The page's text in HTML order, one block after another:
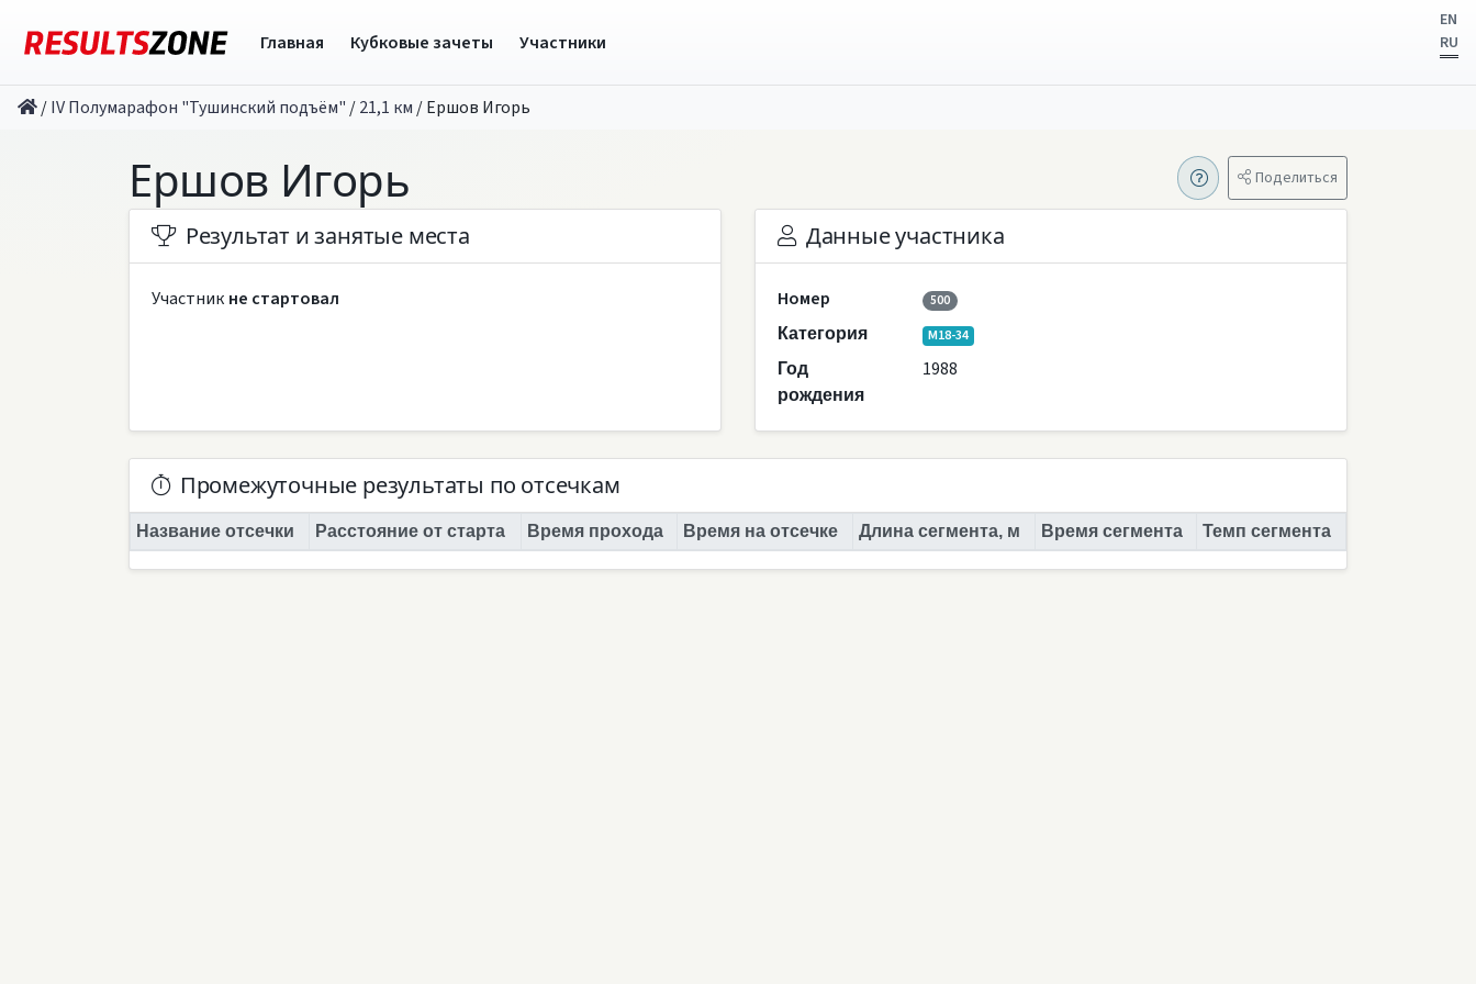
Главная Кубковые зачеты Участники
EN
RU
/IV Полумарафон "Тушинский подъём" /21,1 км /Ершов Игорь
Ершов Игорь Поделиться
Результат и занятые места
Участник не стартовал
Данные участника
Номер
500
Категория
M18-34
Год
рождения
1988
Промежуточные результаты по отсечкам
Название отсечки Расстояние от старта Время прохода Время на отсечке Длина сегмента, м Время сегмента Темп сегмента